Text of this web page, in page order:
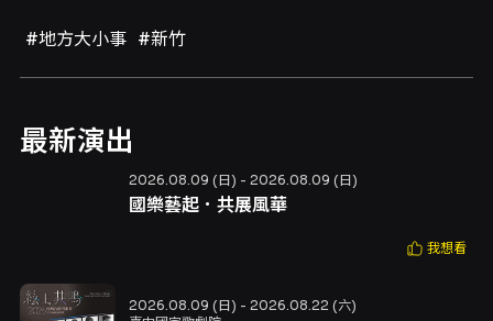
#地方大小事 #新竹
最新演出
2026.08.09 (日) - 2026.08.09 (日)
國樂藝起．共展風華
我想看
2026.08.09 (日) - 2026.08.22 (六)